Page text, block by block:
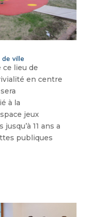
de ville
ce lieu de
en centre
à la
jeux
11 ans a
publiques